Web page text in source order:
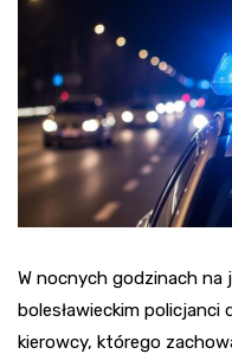
W nocnych godzinach na
bolesławieckim
kierowcy, którego